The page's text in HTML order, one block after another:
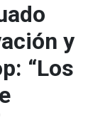
y
“Los